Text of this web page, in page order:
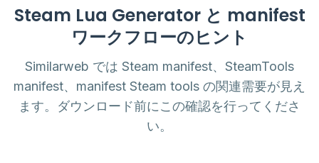
Steam Lua Generator と manifest
ワークフローのヒント
Similarweb では Steam manifest、SteamTools
manifest、manifest Steam tools の関連需要が見え
ます。ダウンロード前にこの確認を行ってくださ
い。